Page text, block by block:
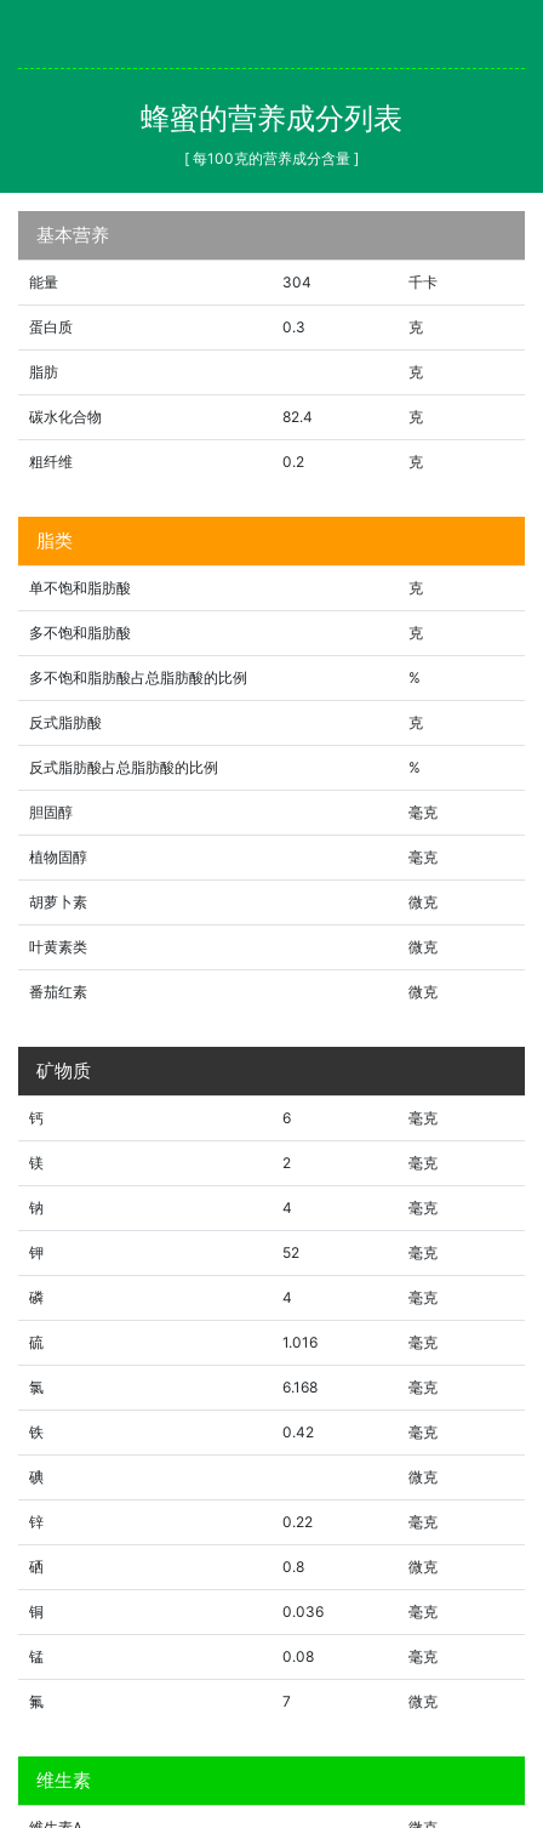
蜂蜜的营养成分列表
[ 每100克的营养成分含量 ]
基本营养
能量 304 千卡
蛋白质 0.3 克
脂肪 克
碳水化合物 82.4 克
粗纤维 0.2 克
脂类
单不饱和脂肪酸 克
多不饱和脂肪酸 克
多不饱和脂肪酸占总脂肪酸的比例 %
反式脂肪酸 克
反式脂肪酸占总脂肪酸的比例 %
胆固醇 毫克
植物固醇 毫克
胡萝卜素 微克
叶黄素类 微克
番茄红素 微克
矿物质
钙 6 毫克
镁 2 毫克
钠 4 毫克
钾 52 毫克
磷 4 毫克
硫 1.016 毫克
氯 6.168 毫克
铁 0.42 毫克
碘 微克
锌 0.22 毫克
硒 0.8 微克
铜 0.036 毫克
锰 0.08 毫克
氟 7 微克
维生素